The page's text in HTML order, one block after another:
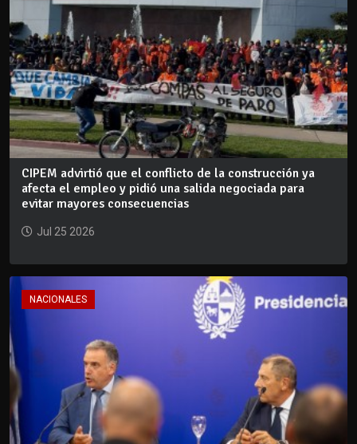
CIPEM advirtió que el conflicto de la construcción ya
afecta el empleo y pidió una salida negociada para
evitar mayores consecuencias
Jul 25 2026
NACIONALES